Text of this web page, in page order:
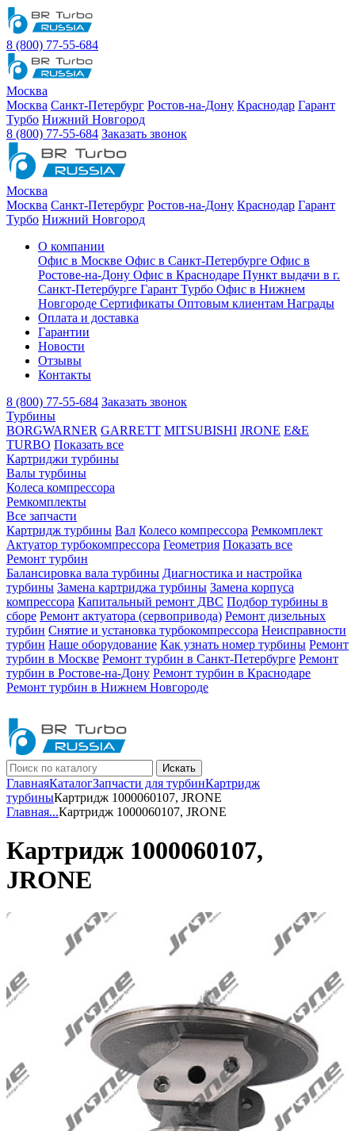
8 (800) 77-55-684
Москва
Москва Санкт-Петербург Ростов-на-Дону Краснодар Гарант
Турбо Нижний Новгород
8 (800) 77-55-684 Заказать звонок
Москва
Москва Санкт-Петербург Ростов-на-Дону Краснодар Гарант
Турбо Нижний Новгород
О компании
Офис в Москве Офис в Санкт-Петербурге Офис в
Ростове-на-Дону Офис в Краснодаре Пункт выдачи в г.
Санкт-Петербурге Гарант Турбо Офис в Нижнем
Новгороде Сертификаты Оптовым клиентам Награды
Оплата и доставка
Гарантии
Новости
Отзывы
Контакты
8 (800) 77-55-684 Заказать звонок
Турбины
BORGWARNER GARRETT MITSUBISHI JRONE E&E
TURBO Показать все
Картриджи турбины
Валы турбины
Колеса компрессора
Ремкомплекты
Все запчасти
Картридж турбины Вал Колесо компрессора Ремкомплект
Актуатор турбокомпрессора Геометрия Показать все
Ремонт турбин
Балансировка вала турбины Диагностика и настройка
турбины Замена картриджа турбины Замена корпуса
компрессора Капитальный ремонт ДВС Подбор турбины в
сборе Ремонт актуатора (сервопривода) Ремонт дизельных
турбин Снятие и установка турбокомпрессора Неисправности
турбин Наше оборудование Как узнать номер турбины Ремонт
турбин в Москве Ремонт турбин в Санкт-Петербурге Ремонт
турбин в Ростове-на-Дону Ремонт турбин в Краснодаре
Ремонт турбин в Нижнем Новгороде
Искать
ГлавнаяКаталогЗапчасти для турбинКартридж
турбиныКартридж 1000060107, JRONE
Главная...Картридж 1000060107, JRONE
Картридж 1000060107,
JRONE